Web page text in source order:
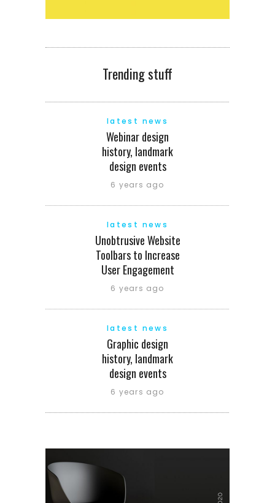
Trending stuff
latest news
Webinar design
history, landmark
design events
6 years ago
latest news
Unobtrusive Website
Toolbars to Increase
User Engagement
6 years ago
latest news
Graphic design
history, landmark
design events
6 years ago